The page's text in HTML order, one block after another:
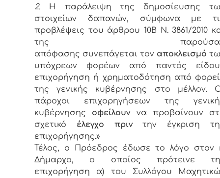
2.
Η παράλειψη της δημοσίευσης
στοιχείων δαπανών, σύμφωνα με
προβλέψεις του άρθρου 10Β Ν. 3861/2010
της
απόφασης συνεπάγεται τον αποκλεισμό
υπόχρεων φορέων από παντός
επιχορήγηση ή χρηματοδότηση από
της γενικής κυβέρνησης στο μέλλον.
πάροχοι επιχορηγήσεων της
κυβέρνησης οφείλουν να προβαίνουν
σχετικό έλεγχο πριντην έγκριση
επιχορήγησης.»
Τέλος, ο Πρόεδρος έδωσε το λόγο στον
Δήμαρχο, ο οποίος πρότεινε
επιχορήγηση α) του Συλλόγου